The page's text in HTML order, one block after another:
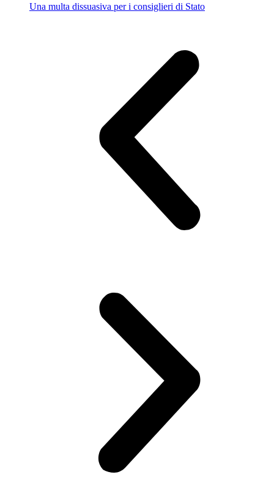
Una multa dissuasiva per i consiglieri di Stato